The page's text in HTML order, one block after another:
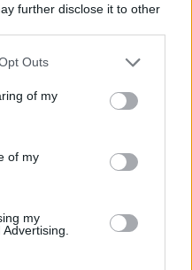
further disclose it to other
Outs
of my
of my
my
Poftim „dietă”: un neamț a
ajuns la 114 ani cu unt și
prins și instaurarea
comunismului, și prăbușirea